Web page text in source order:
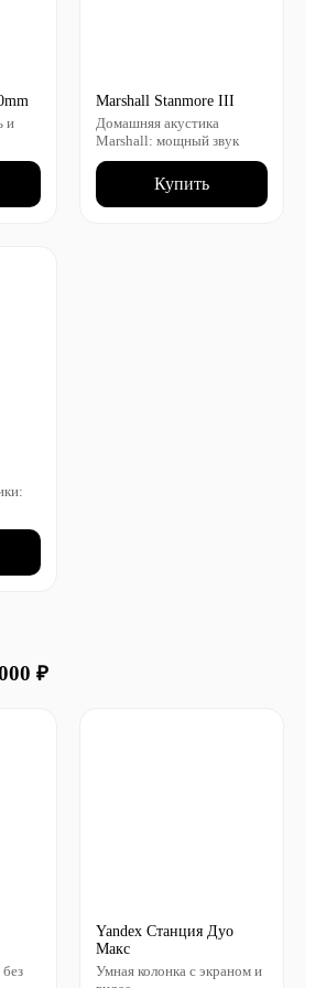
и
Marshall Stanmore III
Домашняя акустика
Marshall: мощный звук
Купить
₽
Yandex Станция Дуо
Макс
Умная колонка с экраном и